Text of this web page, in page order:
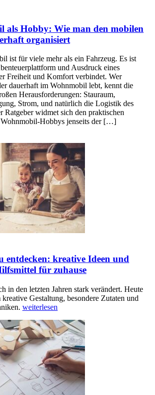
als Hobby: Wie man den mobilen
organisiert
ist für viele mehr als ein Fahrzeug. Es ist
und Ausdruck eines
Freiheit und Komfort verbindet. Wer
dauerhaft im Wohnmobil lebt, kennt die
Herausforderungen: Stauraum,
Strom, und natürlich die Logistik des
Ratgeber widmet sich den praktischen
Wohnmobil-Hobbys jenseits der […]
entdecken: kreative Ideen und
für zuhause
in den letzten Jahren stark verändert. Heute
kreative Gestaltung, besondere Zutaten und
weiterlesen